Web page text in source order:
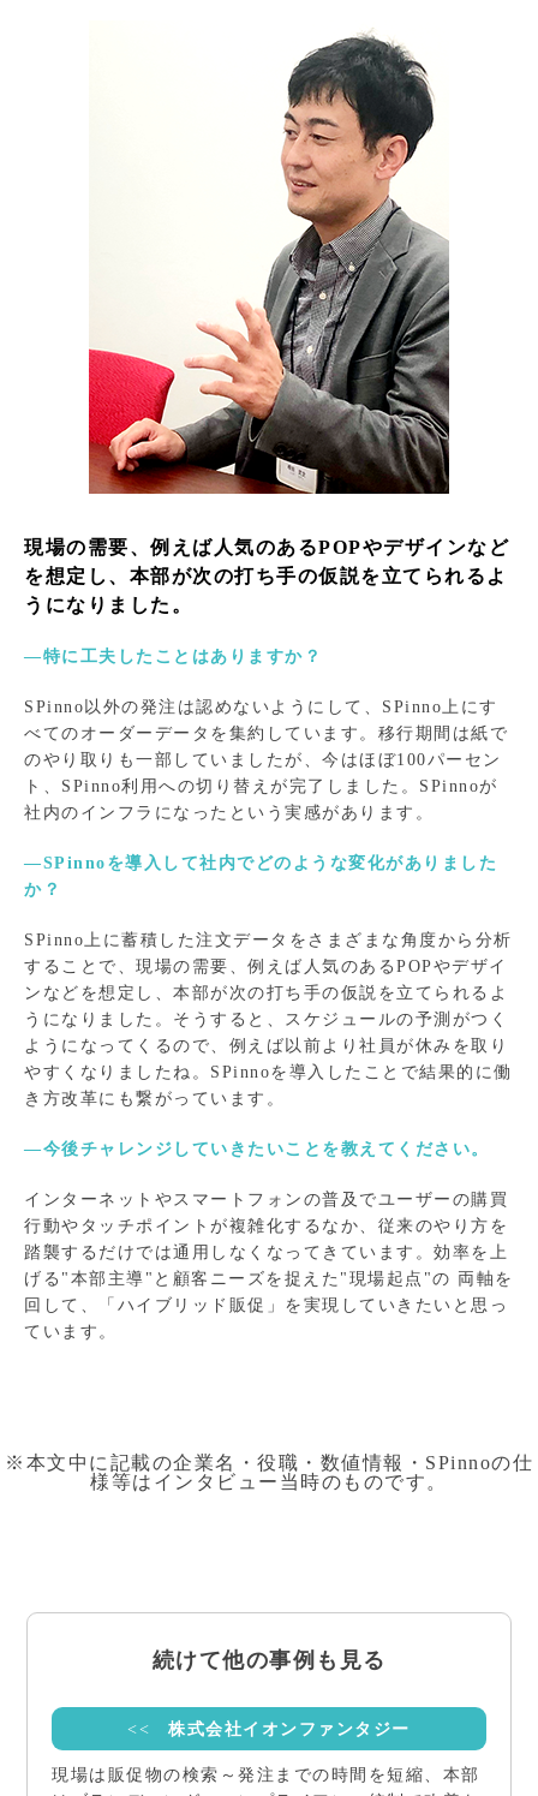
現場の需要、例えば人気のあるPOPやデザインなど
を想定し、本部が次の打ち手の仮説を立てられるよ
うになりました。
―特に工夫したことはありますか？
SPinno以外の発注は認めないようにして、SPinno上にす
べてのオーダーデータを集約しています。移行期間は紙で
のやり取りも一部していましたが、今はほぼ100パーセン
ト、SPinno利用への切り替えが完了しました。SPinnoが
社内のインフラになったという実感があります。
―SPinnoを導入して社内でどのような変化がありました
か？
SPinno上に蓄積した注文データをさまざまな角度から分析
することで、現場の需要、例えば人気のあるPOPやデザイ
ンなどを想定し、本部が次の打ち手の仮説を立てられるよ
うになりました。そうすると、スケジュールの予測がつく
ようになってくるので、例えば以前より社員が休みを取り
やすくなりましたね。SPinnoを導入したことで結果的に働
き方改革にも繋がっています。
―今後チャレンジしていきたいことを教えてください。
インターネットやスマートフォンの普及でユーザーの購買
行動やタッチポイントが複雑化するなか、従来のやり方を
踏襲するだけでは通用しなくなってきています。効率を上
げる"本部主導"と顧客ニーズを捉えた"現場起点"の 両軸を
回して、「ハイブリッド販促」を実現していきたいと思っ
ています。
※本文中に記載の企業名・役職・数値情報・SPinnoの仕
様等はインタビュー当時のものです。
続けて他の事例も見る
<< 株式会社イオンファンタジー
現場は販促物の検索～発注までの時間を短縮、本部